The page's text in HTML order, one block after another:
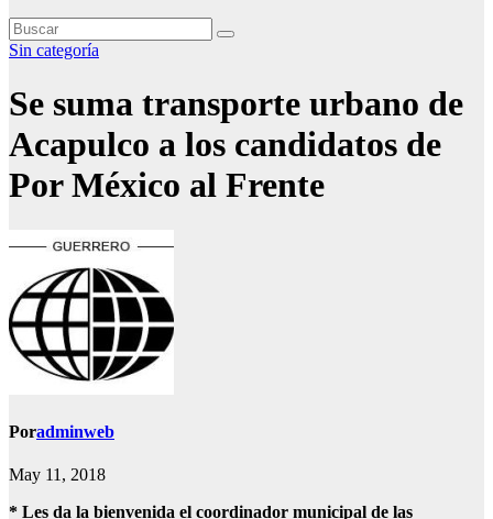
Sin categoría
Se suma transporte urbano de
Acapulco a los candidatos de
Por México al Frente
Poradminweb
May 11, 2018
* Les da la bienvenida el coordinador municipal de las